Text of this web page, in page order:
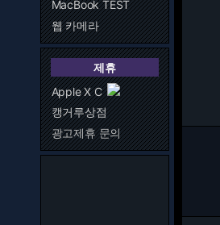
MacBook TEST
웹 카메라
제휴
Apple X C
캥거루상점
광고제휴 문의